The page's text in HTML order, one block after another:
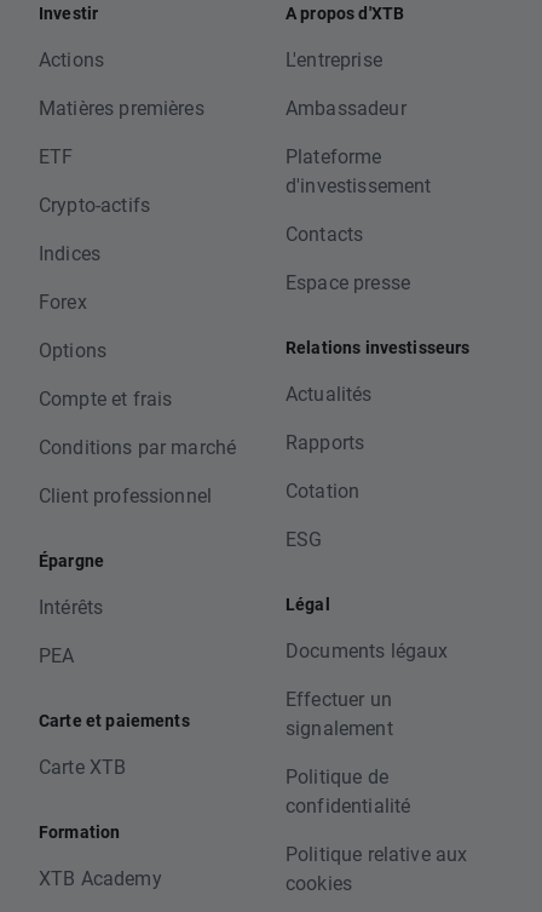
Investir
Actions
Matières premières
ETF
Crypto-actifs
Indices
Forex
Options
Compte et frais
Conditions par marché
Client professionnel
Épargne
Intérêts
PEA
Carte et paiements
Carte XTB
Formation
XTB Academy
A propos d'XTB
L'entreprise
Ambassadeur
Plateforme
d'investissement
Contacts
Espace presse
Relations investisseurs
Actualités
Rapports
Cotation
ESG
Légal
Documents légaux
Effectuer un
signalement
Politique de
confidentialité
Politique relative aux
cookies